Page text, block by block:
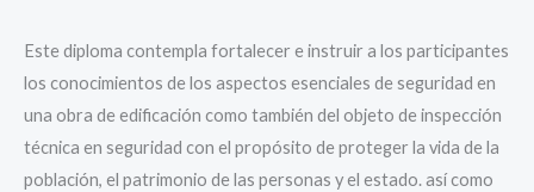
Este diploma contempla fortalecer e instruir a los participantes
los conocimientos de los aspectos esenciales de seguridad en
una obra de edificación como también del objeto de inspección
técnica en seguridad con el propósito de proteger la vida de la
población, el patrimonio de las personas y el estado. así como
cantidad